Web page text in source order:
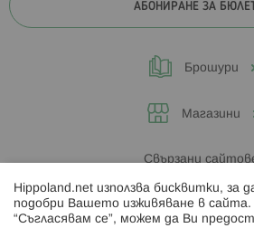
АБОНИРАНЕ ЗА
Брошури
Магазини
Свързани
Hippoland.ro
Hippoland.net използва бисквитки, за
подобри Вашето изживяване в сайта.
“Съгласявам се”, можем да Ви